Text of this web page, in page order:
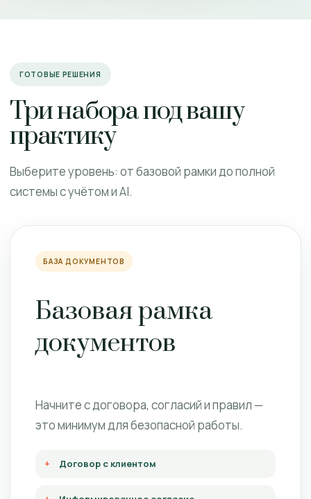
ГОТОВЫЕ РЕШЕНИЯ
Три набора под вашу
практику
Выберите уровень: от базовой рамки до полной
системы с учётом и AI.
БАЗА ДОКУМЕНТОВ
Базовая рамка
документов
Начните с договора, согласий и правил —
это минимум для безопасной работы.
Договор с клиентом